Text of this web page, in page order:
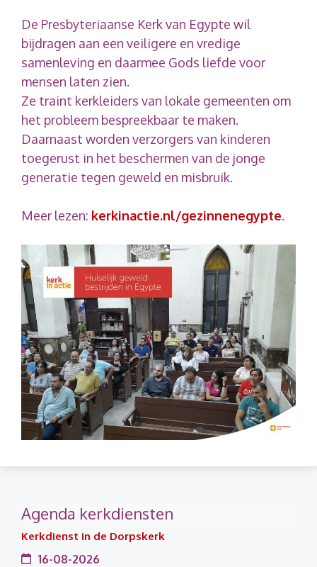
De Presbyteriaanse Kerk van Egypte wil
bijdragen aan een veiligere en vredige
samenleving en daarmee Gods liefde voor
mensen laten zien.
Ze traint kerkleiders van lokale gemeenten om
het probleem bespreekbaar te maken.
Daarnaast worden verzorgers van kinderen
toegerust in het beschermen van de jonge
generatie tegen geweld en misbruik.
Meer lezen: kerkinactie.nl/gezinnenegypte.
Agenda kerkdiensten
Kerkdienst in de Dorpskerk
16-08-2026